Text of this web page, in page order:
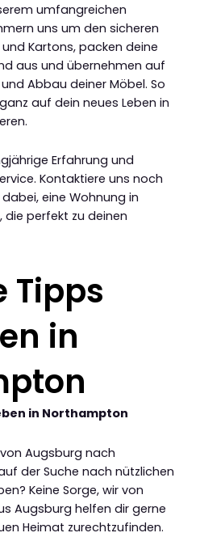
umfangreichen
uns um den sicheren
Kartons, packen deine
aus und übernehmen auf
Abbau deiner Möbel. So
auf dein neues Leben in
Erfahrung und
Kontaktiere uns noch
eine Wohnung in
perfekt zu deinen
Tipps
in
in Northampton
Augsburg nach
der Suche nach nützlichen
Keine Sorge, wir von
Augsburg helfen dir gerne
Heimat zurechtzufinden.